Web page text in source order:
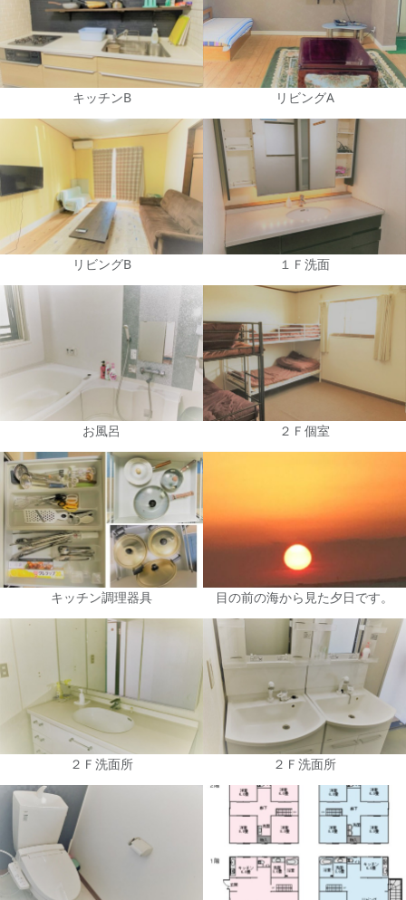
キッチンB リビングA
リビングB １Ｆ洗面
お風呂 ２Ｆ個室
キッチン調理器具 目の前の海から見た夕日です。
２Ｆ洗面所 ２Ｆ洗面所